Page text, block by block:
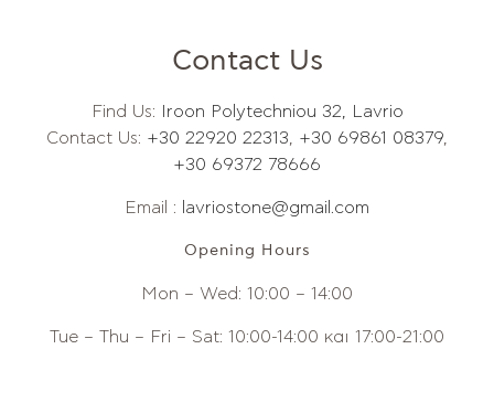
Contact Us
Find Us:
Iroon Polytechniou 32, Lavrio
Contact Us: +30 22920 22313 +30 69861 08379
+30 69372 78666
Email : lavriostone@gmail.com
Opening Hours
Mon – Wed: 10:00 – 14:00
Tue – Thu – Fri – Sat: 10:00-14:00 και 17:00-21:00